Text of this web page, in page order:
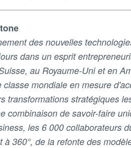
des nouvelles
dans un esprit
au Royaume-Uni et en
mondiale en mesure
transformations stratégiques
combinaison de savoir-faire
les 6 000 collaborateurs
à 360°, de la refonte des